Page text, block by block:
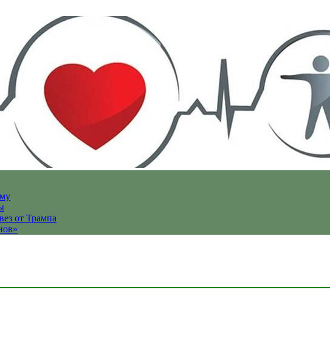
от Трампа